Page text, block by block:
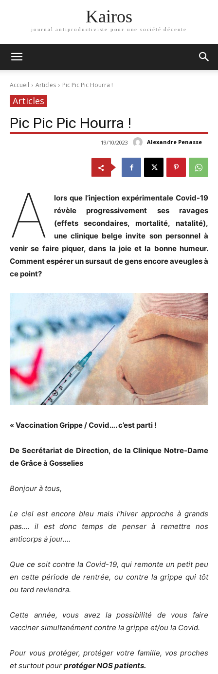
Kairos
journal antiproductiviste pour une société décente
Accueil Articles Pic Pic Pic Hourra !
Articles
Pic Pic Pic Hourra !
Alexandre Penasse
19/10/2023
A
lors que l’injection expérimentale Covid-19
révèle progressivement ses ravages
(effets secondaires, mortalité, natalité),
une clinique belge invite son personnel à
venir se faire piquer, dans la joie et la bonne humeur.
Comment espérer un sursaut de gens encore aveugles à
ce point?
« Vaccination Grippe / Covid…. c’est parti !
De Secrétariat de Direction, de la Clinique Notre-Dame
de Grâce à Gosselies
Bonjour à tous,
Le ciel est encore bleu mais l’hiver approche à grands
pas…. il est donc temps de penser à remettre nos
anticorps à jour….
Que ce soit contre la Covid-19, qui remonte un petit peu
en cette période de rentrée, ou contre la grippe qui tôt
ou tard reviendra.
Cette année, vous avez la possibilité de vous faire
vacciner simultanément contre la grippe et/ou la Covid.
Pour vous protéger, protéger votre famille, vos proches
et surtout pour protéger NOS patients.